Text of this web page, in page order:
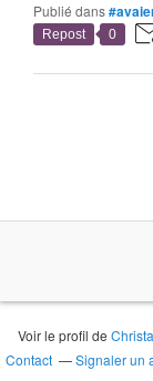
Publié dans
Repost 0
Voir le profil de
Contact
Signaler un